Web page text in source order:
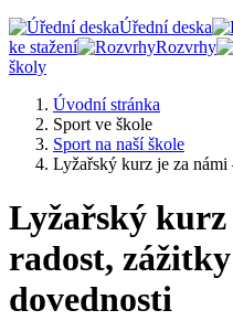
Úřední deska
ke stažení
Rozvrhy
školy
Úvodní stránka
Sport ve škole
Sport na naší škole
Lyžařský kurz je za námi
Lyžařský kurz
radost,
dovednosti